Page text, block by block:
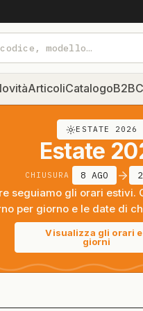
ArticoliCatalogoB2B
ESTATE 2026
Estate
CHIUSURA 8 AGO
seguiamo gli orari estivi.
per giorno e le date di
Visualizza gli orari e
giorni